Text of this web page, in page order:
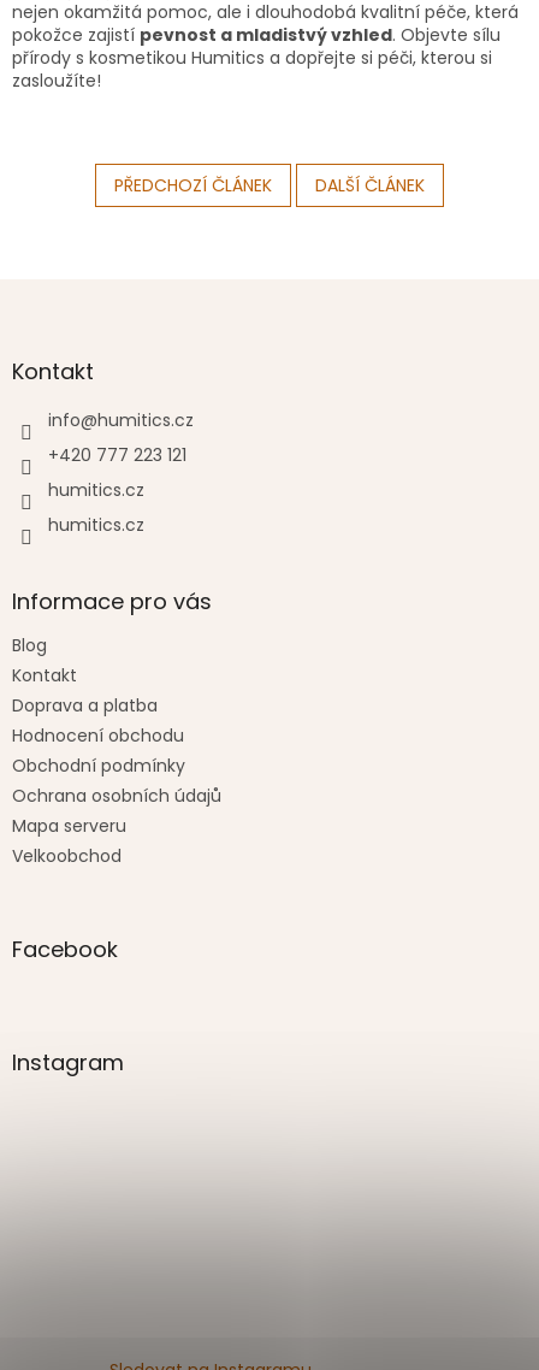
nejen okamžitá pomoc, ale i dlouhodobá kvalitní péče, která
pokožce zajistí pevnost a mladistvý vzhled. Objevte sílu
přírody s kosmetikou Humitics a dopřejte si péči, kterou si
zasloužíte!
PŘEDCHOZÍ ČLÁNEK DALŠÍ ČLÁNEK
aKontakt
info@humitics.cz
+420 777 223 121
humitics.cz
humitics.cz
Informace pro vás
Blog
Kontakt
Doprava a platba
Hodnocení obchodu
Obchodní podmínky
Ochrana osobních údajů
Mapa serveru
Velkoobchod
Facebook
Instagram